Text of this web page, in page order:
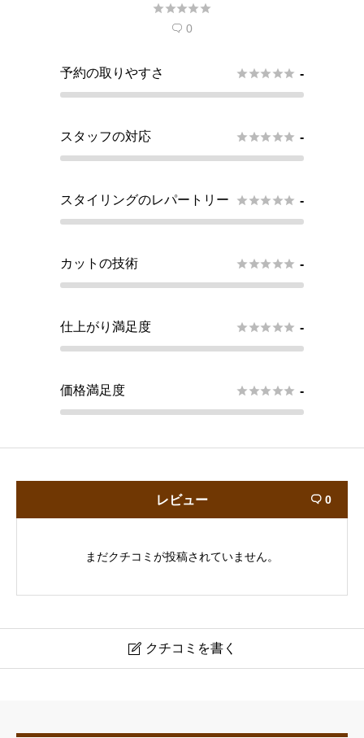

 0
予約の取りやすさ  -
スタッフの対応  -
スタイリングのレパートリー  -
カットの技術  -
仕上がり満足度  -
価格満足度  -
レビュー  0
まだクチコミが投稿されていません。
 クチコミを書く